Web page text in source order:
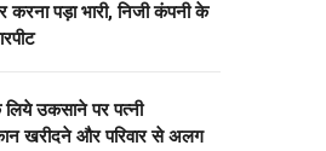
करना पड़ा भारी, निजी कंपनी के
लिये उकसाने पर पत्नी
खरीदने और परिवार से अलग